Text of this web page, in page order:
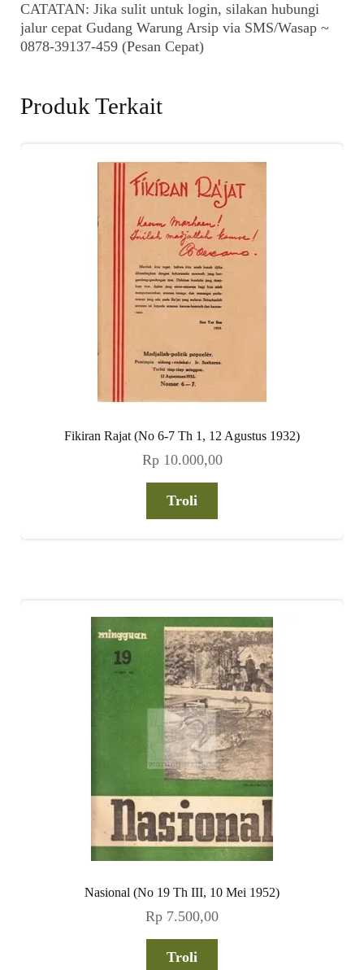
CATATAN: Jika sulit untuk login, silakan hubungi
jalur cepat Gudang Warung Arsip via SMS/Wasap ~
0878-39137-459 (Pesan Cepat)
Produk Terkait
Fikiran Rajat (No 6-7 Th 1, 12 Agustus 1932)
Rp10.000,00
Troli
Nasional (No 19 Th III, 10 Mei 1952)
Rp 7.500,00
Troli